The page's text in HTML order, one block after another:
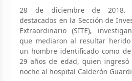
28 de diciembre de 2018.
destacados en la Sección de
Extraordinario (SITE),
que mediaron al resultar
un hombre identificado como
29 años de edad, quien
noche al hospital Calderón